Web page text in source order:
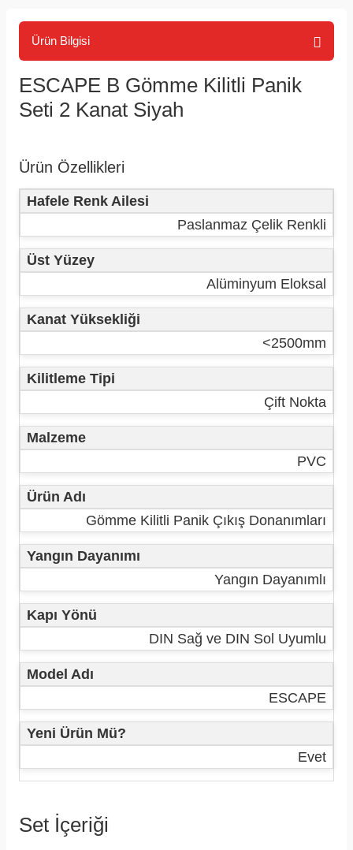
Ürün Bilgisi
ESCAPE B Gömme Kilitli Panik
Seti 2 Kanat Siyah
Ürün Özellikleri
Hafele Renk Ailesi
Paslanmaz Çelik Renkli
Üst Yüzey
Alüminyum Eloksal
Kanat Yüksekliği
<2500mm
Kilitleme Tipi
Çift Nokta
Malzeme
PVC
Ürün Adı
Gömme Kilitli Panik Çıkış Donanımları
Yangın Dayanımı
Yangın Dayanımlı
Kapı Yönü
DIN Sağ ve DIN Sol Uyumlu
Model Adı
ESCAPE
Yeni Ürün Mü?
Evet
Set İçeriği